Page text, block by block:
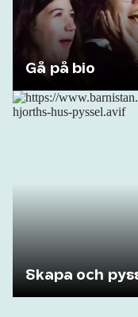
Gå på bio
Skapa och